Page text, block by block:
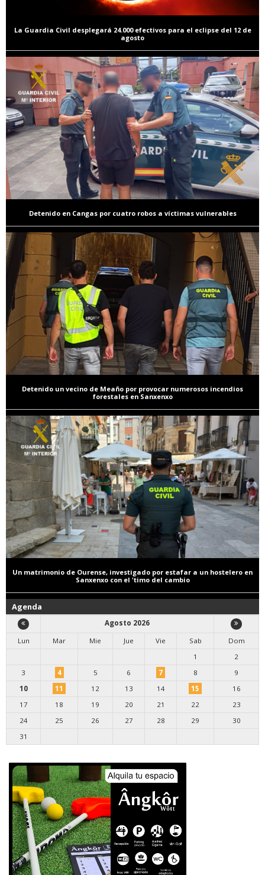
La Guardia Civil desplegará 24.000 efectivos para el eclipse del 12 de
agosto
Detenido en Cangas por cuatro robos a víctimas vulnerables
Detenido un vecino de Meaño por provocar numerosos incendios
forestales en Sanxenxo
Un matrimonio de Ourense, investigado por estafar a un hostelero en
Sanxenxo con el 'timo del cambio
Agenda
Agosto 2026
Lun
Mar Mie Jue Vie Sab
Dom
1
2
3
4 5 6 7 8
9
10
11 12 13 14 15
16
17
18 19 20 21 22
23
24
25 26 27 28 29
30
31